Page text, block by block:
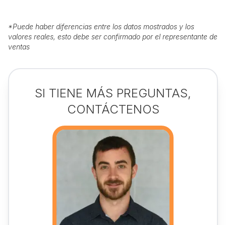
*Puede haber diferencias entre los datos mostrados y los
valores reales, esto debe ser confirmado por el representante de
ventas
SI TIENE MÁS PREGUNTAS,
CONTÁCTENOS